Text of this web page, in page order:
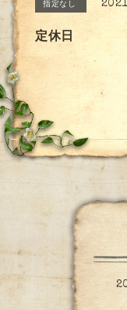
指定なし
定休日